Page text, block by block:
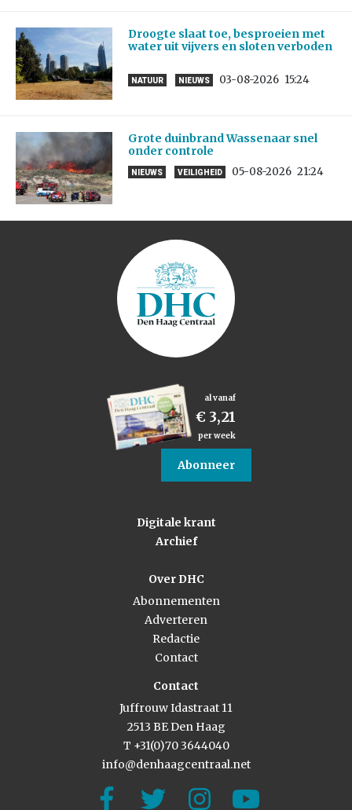
Droogte slaat toe, besproeien met
water uit vijvers en sloten verboden
NATUUR NIEUWS 03-08-2026 15:24
Grote duinbrand Wassenaar snel
onder controle
NIEUWS VEILIGHEID 05-08-2026 21:24
al vanaf
€ 3,21
per week
Abonneer
Digitale krant
Archief
Over DHC
Abonnementen
Adverteren
Redactie
Contact
Contact
Juffrouw Idastraat 11
2513 BE Den Haag
T +31(0)70 3644040
info@denhaagcentraal.net